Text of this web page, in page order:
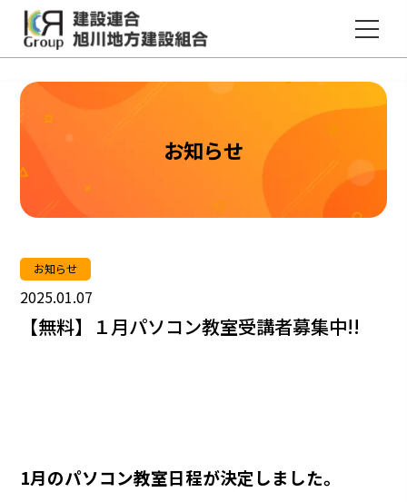
建設連合旭川地方建設組合
お知らせ
お知らせ
2025.01.07
【無料】１月パソコン教室受講者募集中!!
1月のパソコン教室日程が決定しました。